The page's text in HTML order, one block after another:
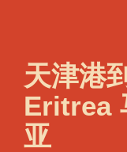
天津港
Eritrea
亚